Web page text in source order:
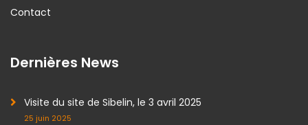
Contact
Dernières News
Visite du site de Sibelin, le 3 avril 2025
25 juin 2025